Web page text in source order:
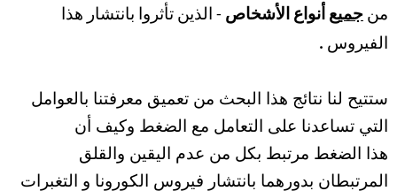
من جميع أنواع الأشخاص - الذين تأثروا بانتشار هذا
الفيروس .
ستتيح لنا نتائج هذا البحث من تعميق معرفتنا بالعوامل
التي تساعدنا على التعامل مع الضغط وكيف أن
هذا الضغط مرتبط بكل من عدم اليقين والقلق
المرتبطان بدورهما بانتشار فيروس الكورونا و التغبرات